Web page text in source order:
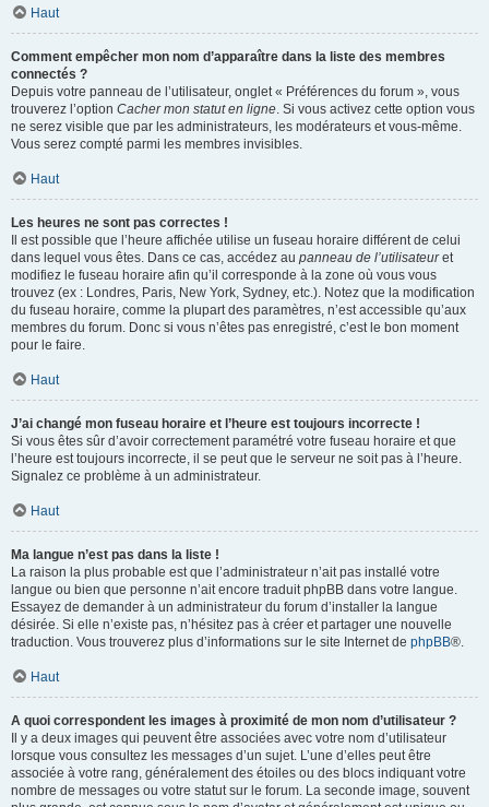
Haut
Comment empêcher mon nom d’apparaître dans la liste des membres
connectés ?
Depuis votre panneau de l’utilisateur, onglet « Préférences du forum », vous
trouverez l’option Cacher mon statut en ligne. Si vous activez cette option vous
ne serez visible que par les administrateurs, les modérateurs et vous-même.
Vous serez compté parmi les membres invisibles.
Haut
Les heures ne sont pas correctes !
Il est possible que l’heure affichée utilise un fuseau horaire différent de celui
dans lequel vous êtes. Dans ce cas, accédez au panneau de l’utilisateuret
modifiez le fuseau horaire afin qu’il corresponde à la zone où vous vous
trouvez (ex : Londres, Paris, New York, Sydney, etc.). Notez que la modification
du fuseau horaire, comme la plupart des paramètres, n’est accessible qu’aux
membres du forum. Donc si vous n’êtes pas enregistré, c’est le bon moment
pour le faire.
Haut
J’ai changé mon fuseau horaire et l’heure est toujours incorrecte !
Si vous êtes sûr d’avoir correctement paramétré votre fuseau horaire et que
l’heure est toujours incorrecte, il se peut que le serveur ne soit pas à l’heure.
Signalez ce problème à un administrateur.
Haut
Ma langue n’est pas dans la liste !
La raison la plus probable est que l’administrateur n’ait pas installé votre
langue ou bien que personne n’ait encore traduit phpBB dans votre langue.
Essayez de demander à un administrateur du forum d’installer la langue
désirée. Si elle n’existe pas, n’hésitez pas à créer et partager une nouvelle
traduction. Vous trouverez plus d’informations sur le site Internet de phpBB®.
Haut
A quoi correspondent les images à proximité de mon nom d’utilisateur ?
Il y a deux images qui peuvent être associées avec votre nom d’utilisateur
lorsque vous consultez les messages d’un sujet. L’une d’elles peut être
associée à votre rang, généralement des étoiles ou des blocs indiquant votre
nombre de messages ou votre statut sur le forum. La seconde image, souvent